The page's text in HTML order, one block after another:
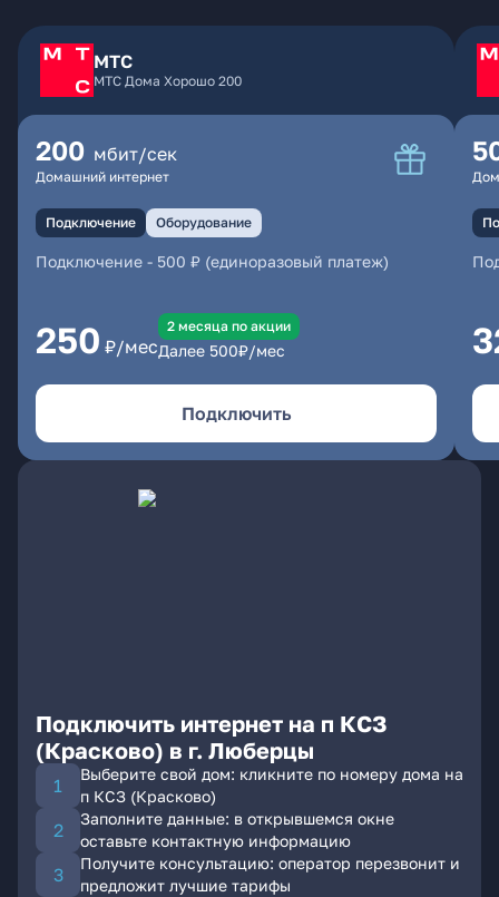
МТС
МТС Дома Хорошо 200
200 мбит/сек
Домашний интернет
Подключение Оборудование
Подключение - 500 ₽ (единоразовый платеж)
250 ₽/мес
2 месяцa по акции
Далее 500₽/мес
Подключить
Подключить интернет на п КСЗ
(Красково) в г. Люберцы
Выберите свой дом: кликните по номеру дома на
п КСЗ (Красково)
Заполните данные: в открывшемся окне
оставьте контактную информацию
Получите консультацию: оператор перезвонит и
предложит лучшие тарифы